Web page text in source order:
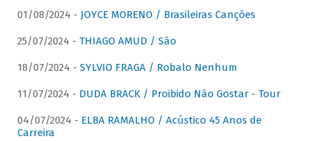
01/08/2024 - JOYCE MORENO / Brasileiras Canções
25/07/2024 - THIAGO AMUD / São
18/07/2024 - SYLVIO FRAGA / Robalo Nenhum
11/07/2024 - DUDA BRACK / Proibido Não Gostar - Tour
04/07/2024 - ELBA RAMALHO / Acústico 45 Anos de
Carreira